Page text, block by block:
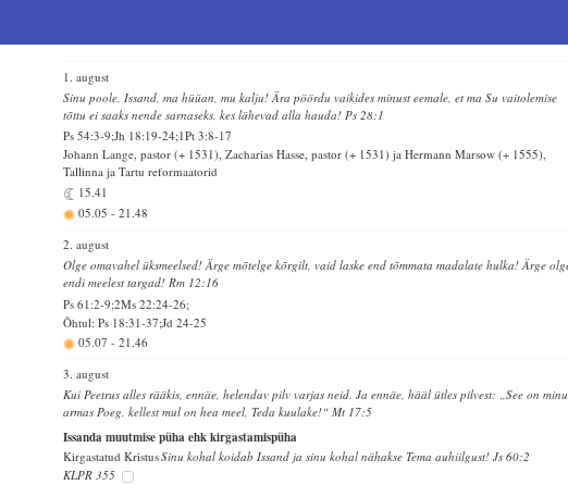
1. august
Sinu poole, Issand, ma hüüan, mu kalju! Ära pöördu vaikides minust eemale, et ma Su vaitolemise
tõttu ei saaks nende sarnaseks, kes lähevad alla hauda! Ps 28:1
Ps 54:3-9;Jh 18:19-24;1Pt 3:8-17
Johann Lange, pastor (+ 1531), Zacharias Hasse, pastor (+ 1531) ja Hermann Marsow (+ 1555),
Tallinna ja Tartu reformaatorid
15.41
05.05-21.48
2. august
Olge omavahel üksmeelsed! Ärge mõtelge kõrgilt, vaid laske end tõmmata madalate hulka! Ärge
endi meelest targad! Rm 12:16
Ps 61:2-9;2Ms 22:24-26;
Õhtul: Ps 18:31-37;Jd 24-25
05.07-21.46
3. august
Kui Peetrus alles rääkis, ennäe, helendav pilv varjas neid. Ja ennäe, hääl ütles pilvest: „See on minu
armas Poeg, kellest mul on hea meel, Teda kuulake!“ Mt 17:5
Issanda muutmise püha ehk kirgastamispüha
Kirgastatud KristusSinu kohal koidab Issand ja sinu kohal nähakse Tema auhiilgust! Js 60:2
KLPR 355